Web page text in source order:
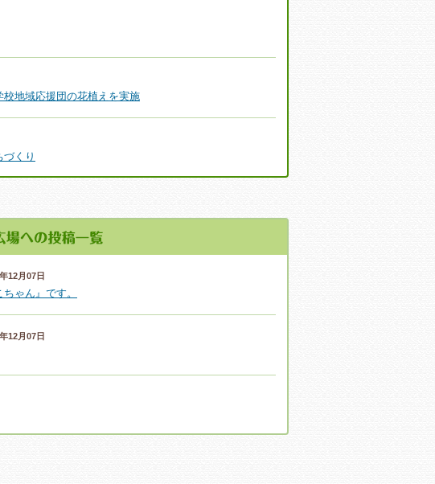
校地域応援団の花植えを実施
くり
さんとの花植え
╲(。◕‿◕。)╱✿
12月07日
ゃん』です。
12月07日